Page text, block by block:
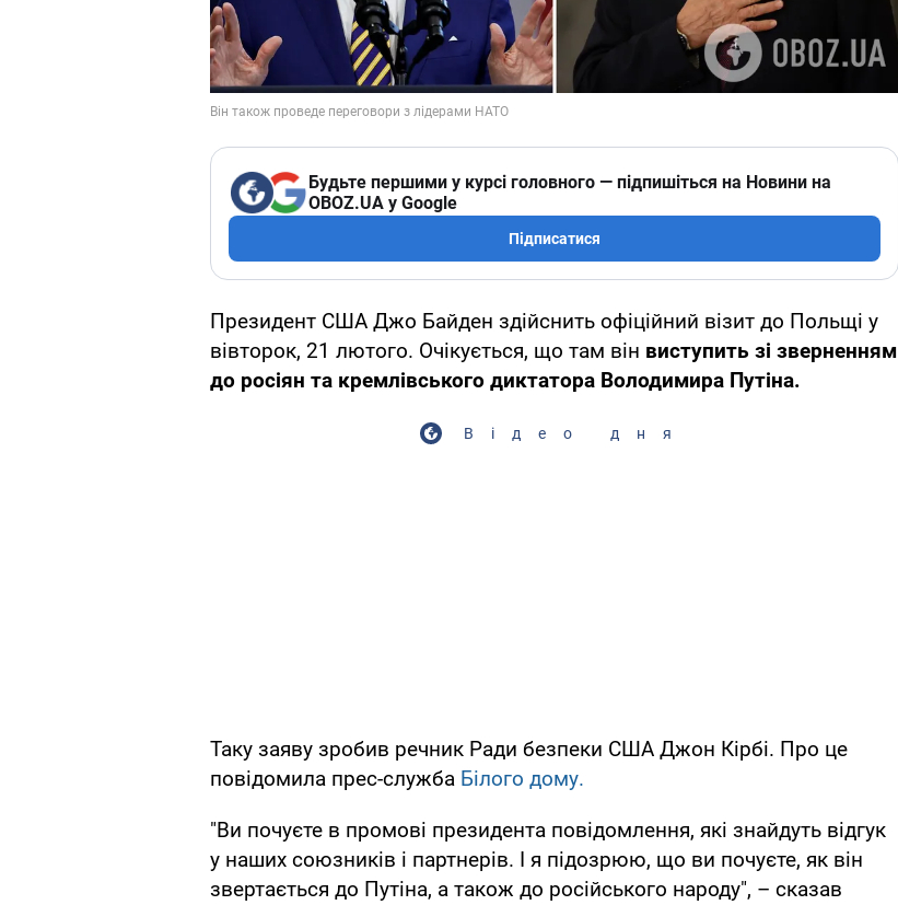
Будьте першими у курсі головного — підпишіться на Новини на
OBOZ.UA у Google
Підписатися
Президент США Джо Байден здійснить офіційний візит до Польщі у
вівторок, 21 лютого. Очікується, що там він виступить зі зверненням
до росіян та кремлівського диктатора Володимира Путіна.
Відео дня
Таку заяву зробив речник Ради безпеки США Джон Кірбі. Про це
повідомила прес-служба Білого дому.
"Ви почуєте в промові президента повідомлення, які знайдуть відгук
у наших союзників і партнерів. І я підозрюю, що ви почуєте, як він
звертається до Путіна, а також до російського народу", – сказав